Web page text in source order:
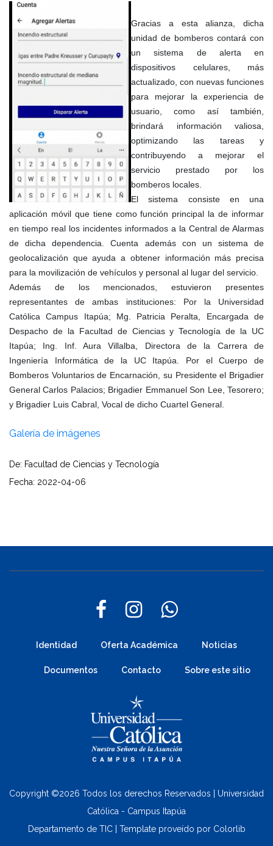
Gracias a esta alianza, dicha
unidad de bomberos contará con
un sistema de alerta en
dispositivos celulares, más
actualizado, con nuevas funciones
para mejorar la experiencia de
usuario, como así también,
brindará información valiosa,
optimizando las tareas y
contribuyendo a mejorar el
servicio prestado por los
bomberos locales.
El sistema consiste en una
aplicación móvil que tiene como función principal la de informar
en tiempo real los incidentes informados a la Central de Alarmas
de dicha dependencia. Cuenta además con un sistema de
geolocalización que ayuda a obtener información más precisa
para la movilización de vehículos y personal al lugar del servicio.
Además de los mencionados, estuvieron presentes
representantes de ambas instituciones: Por la Universidad
Católica Campus Itapúa; Mg. Patricia Peralta, Encargada de
Despacho de la Facultad de Ciencias y Tecnología de la UC
Itapúa; Ing. Inf. Aura Villalba, Directora de la Carrera de
Ingeniería Informática de la UC Itapúa. Por el Cuerpo de
Bomberos Voluntarios de Encarnación, su Presidente el Brigadier
General Carlos Palacios; Brigadier Emmanuel Son Lee, Tesorero;
y Brigadier Luis Cabral, Vocal de dicho Cuartel General.
Galería de imágenes
De: Facultad de Ciencias y Tecnología
Fecha: 2022-04-06
Identidad Oferta Académica Noticias
Documentos Contacto Sobre este sitio
Copyright ©2026 Todos los derechos Reservados | Universidad
Católica - Campus Itapúa
Departamento de TIC | Template proveído por Colorlib